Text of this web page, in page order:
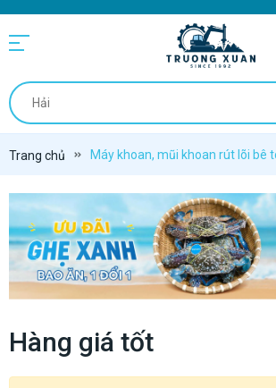
Trang chủ Máy khoan, mũi khoan rút lõi bê
Hàng giá tốt